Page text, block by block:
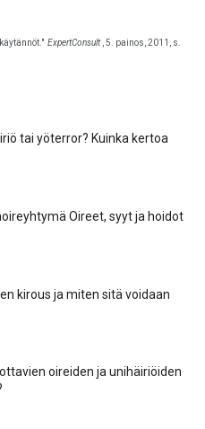
ExpertConsult, 5. painos, 2011, s.
tai yöterror? Kuinka kertoa
Oireet, syyt ja hoidot
kirous ja miten sitä voidaan
oireiden ja unihäiriöiden